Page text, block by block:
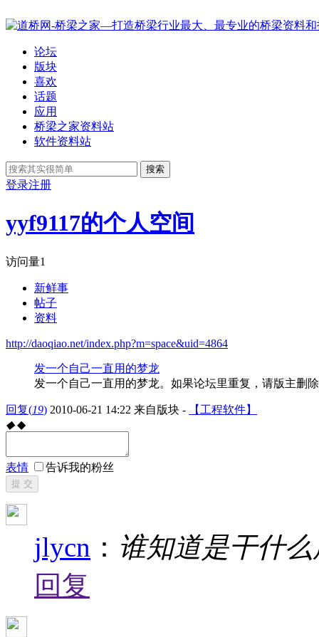
论坛
版块
喜欢
话题
应用
桥梁之家资料站
软件资料站
搜索
登录注册
yyf9117的个人空间
访问量1
新鲜事
帖子
资料
http://daoqiao.net/index.php?m=space&uid=4864
发一个自己一直用的梦龙
发一个自己一直用的梦龙。如果论坛里重复，请版主删除
回复(19) 2010-06-21 14:22 来自版块 -
【工程软件】
◆ ◆
表情 告诉我的粉丝
提 交
jlycn ： 谁知道是干什
回复